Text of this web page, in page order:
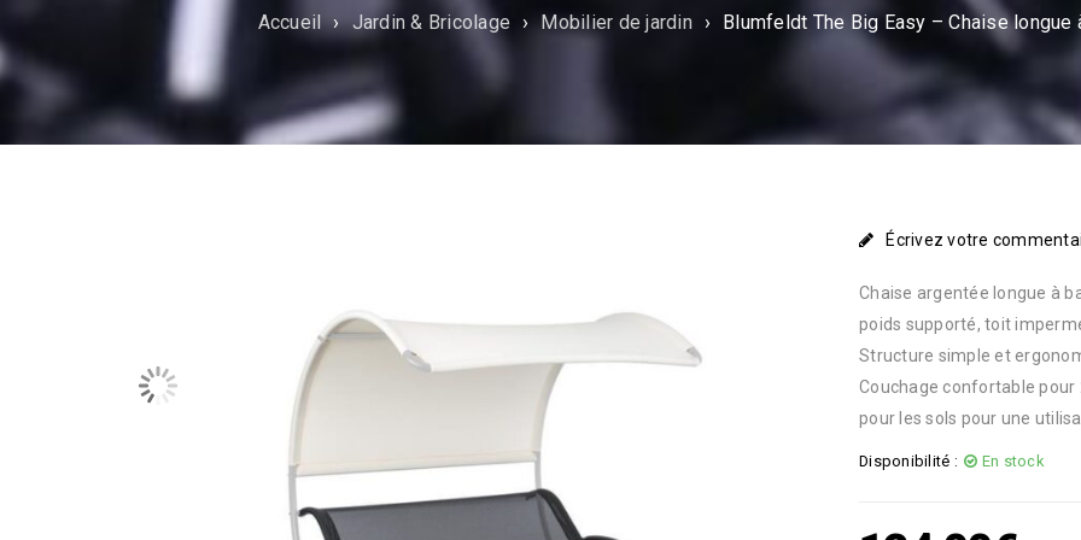
Accueil › Jardin & Bricolage › Mobilier de jardin › Blumfeldt The Big Easy – Chaise
Écrivez votre
Chaise argentée longue à
poids supporté, toit
Structure simple et
Couchage confortable
pour les sols pour une
Disponibilité : En stock